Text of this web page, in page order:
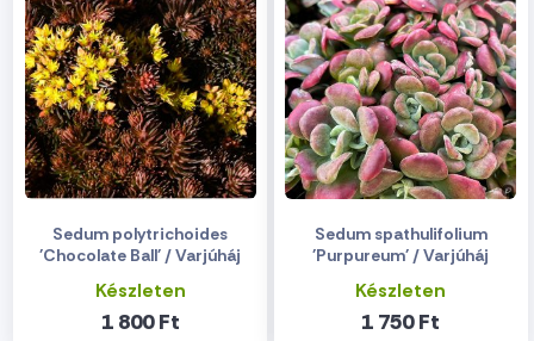
Sedum polytrichoides
'Chocolate Ball' / Varjúháj
Készleten
1 800 Ft
Sedum spathulifolium
'Purpureum' / Varjúháj
Készleten
1 750 Ft